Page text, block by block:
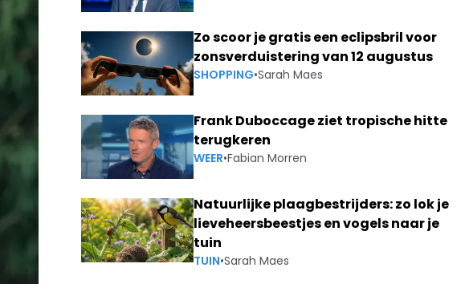
Zo scoor je gratis een eclipsbril voor
zonsverduistering van 12 augustus
SHOPPING•Sarah Maes
Frank Duboccage ziet tropische hitte
terugkeren
WEER•Fabian Morren
Natuurlijke plaagbestrijders: zo lok je
lieveheersbeestjes en vogels naar je
tuin
TUIN•Sarah Maes